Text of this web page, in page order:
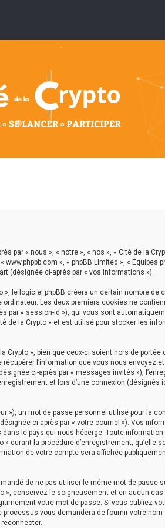
par « nous », « notre », « nos », « Cité de la
», « phpBB Limited », « Équipes
(désignée ci-après par « vos informations »).
le logiciel phpBB créera un certain nombre de
Les deux premiers cookies ne
par « session-id »), qui vous sont
de la Crypto » et est utilisé pour stocker les
Crypto », bien que ceux-ci soient hors de portée
l’information que vous nous envoyez
ci-après par « messages invités »),
et lors d’une connexion (désignés
»), un mot de passe personnel utilisé pour la
ci-après par « votre courriel »). Vos
le pays qui nous héberge. Toute
durant la procédure d’enregistrement, qu’elle
de votre compte sera affichée
de ne pas utiliser le même mot de passe
», conservez-le soigneusement et en aucun cas
votre mot de passe. Si vous oubliez
vous demandera de fournir votre nom